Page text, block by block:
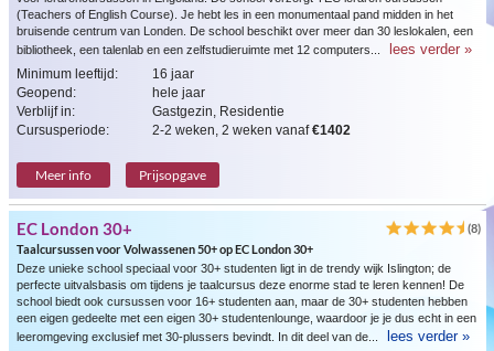
(Teachers of English Course). Je hebt les in een monumentaal pand midden in het
bruisende centrum van Londen. De school beschikt over meer dan 30 leslokalen, een
bibliotheek, een talenlab en een zelfstudieruimte met 12 computers...
lees verder »
Minimum leeftijd:
16 jaar
Geopend:
hele jaar
Verblijf in:
Gastgezin, Residentie
Cursusperiode:
2-2 weken, 2 weken vanaf€1402
Meer info Prijsopgave
EC London 30+
(8)
Taalcursussen voor Volwassenen 50+ op EC London 30+
Deze unieke school speciaal voor 30+ studenten ligt in de trendy wijk Islington; de
perfecte uitvalsbasis om tijdens je taalcursus deze enorme stad te leren kennen! De
school biedt ook cursussen voor 16+ studenten aan, maar de 30+ studenten hebben
een eigen gedeelte met een eigen 30+ studentenlounge, waardoor je je dus echt in een
leeromgeving exclusief met 30-plussers bevindt. In dit deel van de...
lees verder »